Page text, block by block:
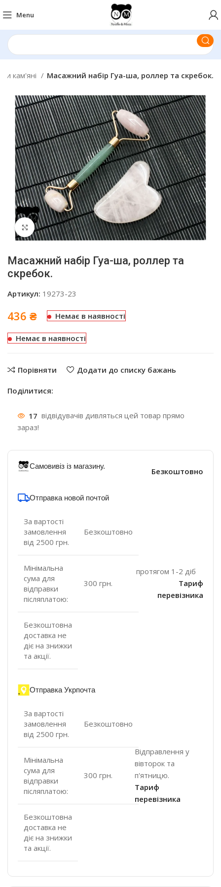
Menu
кам'яні Масажний набір Гуа-ша, роллер та скребок.
Click to enlarge
Масажний набір Гуа-ша, роллер та
скребок.
Артикул: 19273-23
436 ₴ Немає в наявності
Немає в наявності
Порівняти Додати до списку бажань
Поділитися:
17 відвідувачів дивляться цей товар прямо
зараз!
Самовивіз із магазину.
Безкоштовно
Отправка новой почтой
За вартості
замовлення
від 2500 грн.
Безкоштовно
Мінімальна
сума для
відправки
післяплатою:
300 грн.
Безкоштовна
доставка не
діє на знижки
та акції.
протягом 1-2 діб
Тариф
перевізника
Отправка Укрпочта
За вартості
замовлення
від 2500 грн.
Безкоштовно
Мінімальна
сума для
відправки
післяплатою:
300 грн.
Безкоштовна
доставка не
діє на знижки
та акції.
Відправлення у
вівторок та
п'ятницю.
Тариф
перевізника